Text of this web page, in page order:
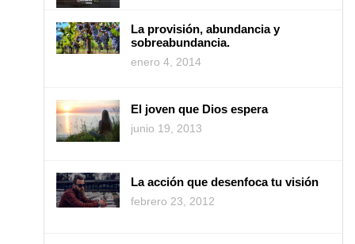
La provisión, abundancia y
sobreabundancia.
enero 4, 2014
El joven que Dios espera
junio 19, 2013
La acción que desenfoca tu visión
febrero 23, 2012